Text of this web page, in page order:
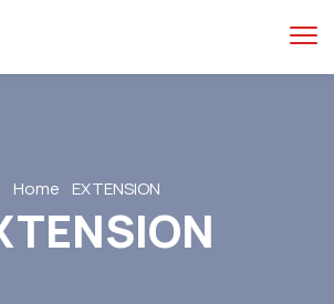
Home EXTENSION